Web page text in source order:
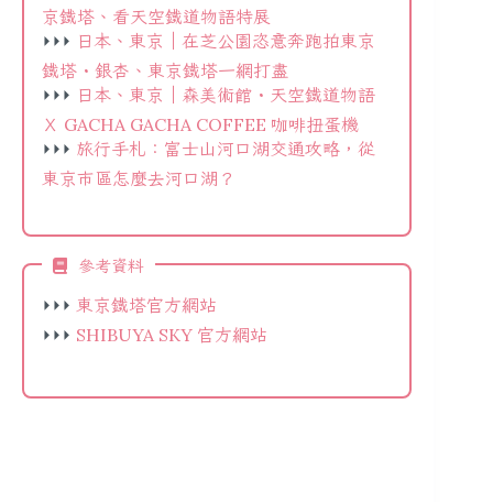
京鐵塔、看天空鐵道物語特展
⏵⏵⏵ 日本、東京｜在芝公園恣意奔跑拍東京
鐵塔・銀杏、東京鐵塔一網打盡
⏵⏵⏵ 日本、東京｜森美術館・天空鐵道物語
Ｘ GACHA GACHA COFFEE 咖啡扭蛋機
⏵⏵⏵ 旅行手札：富士山河口湖交通攻略，從
東京市區怎麼去河口湖？
參考資料
⏵⏵⏵ 東京鐵塔官方網站
⏵⏵⏵ SHIBUYA SKY 官方網站